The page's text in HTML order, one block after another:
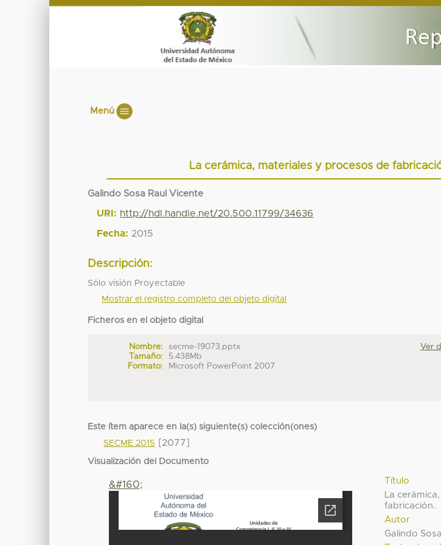
Menú
La cerámica, materiales y procesos de
Galindo Sosa Raul Vicente
URI: http://hdl.handle.net/20.500.11799/34636
Fecha: 2015
Descripción:
Sólo visión Proyectable
Mostrar el registro completo del objeto digital
Ficheros en el objeto digital
Nombre:
secme-19073.pptx
Tamaño:
5.438Mb
Formato:
Microsoft PowerPoint 2007
Ver
Este ítem aparece en la(s) siguiente(s) colección(ones)
SECME 2015
[2077]
Visualización del Documento
Título
La
fabricación.
Autor
Galindo
&#160;